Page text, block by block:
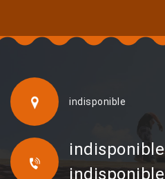
indisponible
indisponible
indisponible